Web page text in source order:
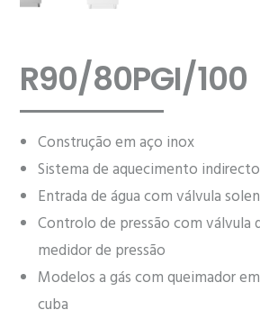
R90/80PGI/100
Construção em aço inox
Sistema de aquecimento indirecto
Entrada de água com válvula
Controlo de pressão com válvula
medidor de pressão
Modelos a gás com queimador
cuba